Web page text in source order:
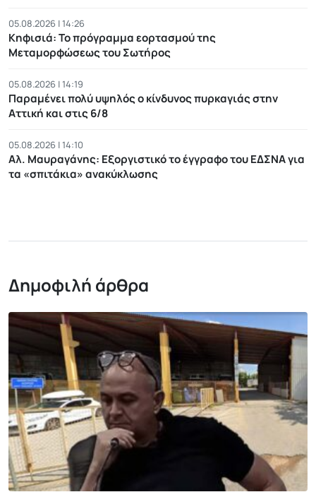
05.08.2026 | 14:26
Κηφισιά: Το πρόγραμμα εορτασμού της
Μεταμορφώσεως του Σωτήρος
05.08.2026 | 14:19
Παραμένει πολύ υψηλός ο κίνδυνος πυρκαγιάς στην
Αττική και στις 6/8
05.08.2026 | 14:10
Αλ. Μαυραγάνης: Εξοργιστικό το έγγραφο του ΕΔΣΝΑ για
τα «σπιτάκια» ανακύκλωσης
Δημοφιλή άρθρα